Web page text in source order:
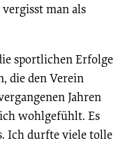
man als
sportlichen Erfolge
die den Verein
Jahren
wohlgefühlt. Es
Ich durfte viele tolle